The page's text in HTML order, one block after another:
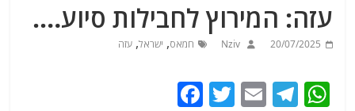
עזה: המירוץ לחבילות סיוע….
20/07/2025
Nziv חמאס, ישראל,עזה
W
T
E
T